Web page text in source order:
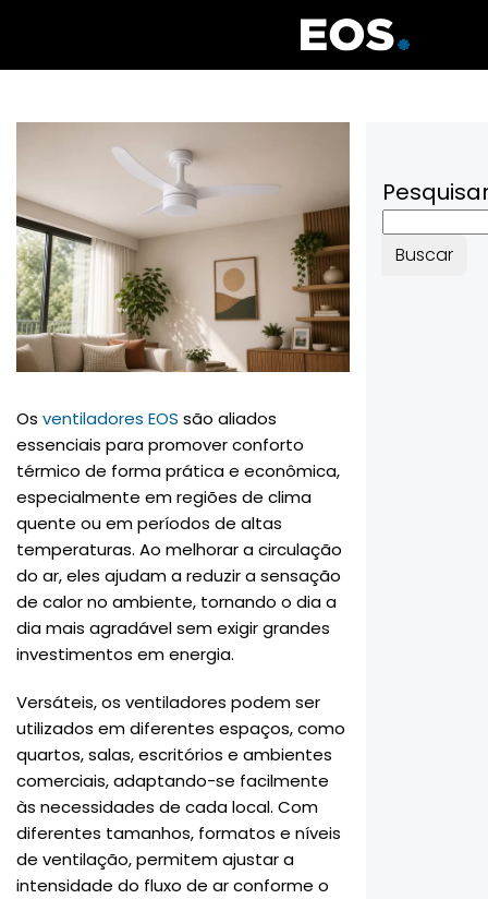
Os ventiladores EOS são aliados
essenciais para promover conforto
térmico de forma prática e econômica,
especialmente em regiões de clima
quente ou em períodos de altas
temperaturas. Ao melhorar a circulação
do ar, eles ajudam a reduzir a sensação
de calor no ambiente, tornando o dia a
dia mais agradável sem exigir grandes
investimentos em energia.
Versáteis, os ventiladores podem ser
utilizados em diferentes espaços, como
quartos, salas, escritórios e ambientes
comerciais, adaptando-se facilmente
às necessidades de cada local. Com
diferentes tamanhos, formatos e níveis
de ventilação, permitem ajustar a
intensidade do fluxo de ar conforme o
Buscar